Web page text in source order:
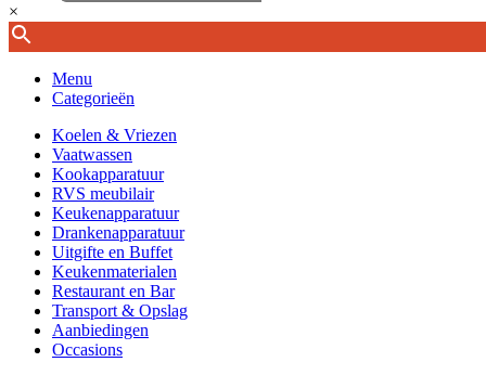
×
Menu
Categorieën
Koelen & Vriezen
Vaatwassen
Kookapparatuur
RVS meubilair
Keukenapparatuur
Drankenapparatuur
Uitgifte en Buffet
Keukenmaterialen
Restaurant en Bar
Transport & Opslag
Aanbiedingen
Occasions